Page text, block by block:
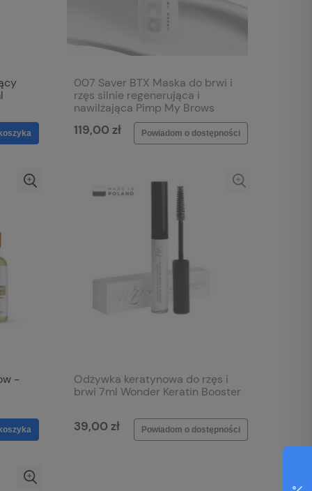
007 Saver BTX Maska do brwi i
rzęs silnie regenerująca i
nawilżająca Pimp My Brows
119,00 zł Powiadom o dostępności
-
Odżywka keratynowa do rzęs i
brwi 7ml Wonder Keratin Booster
39,00 zł Powiadom o dostępności